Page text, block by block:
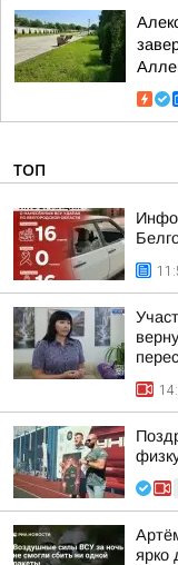
ТОП
ярко